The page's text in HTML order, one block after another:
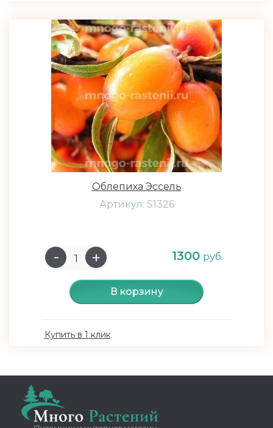
Облепиха Эссель
Артикул: S1326
1300 руб.
В корзину
Купить в 1 клик